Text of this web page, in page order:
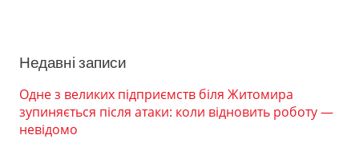
Недавні записи
Одне з великих підприємств біля Житомира
зупиняється після атаки: коли відновить роботу —
невідомо